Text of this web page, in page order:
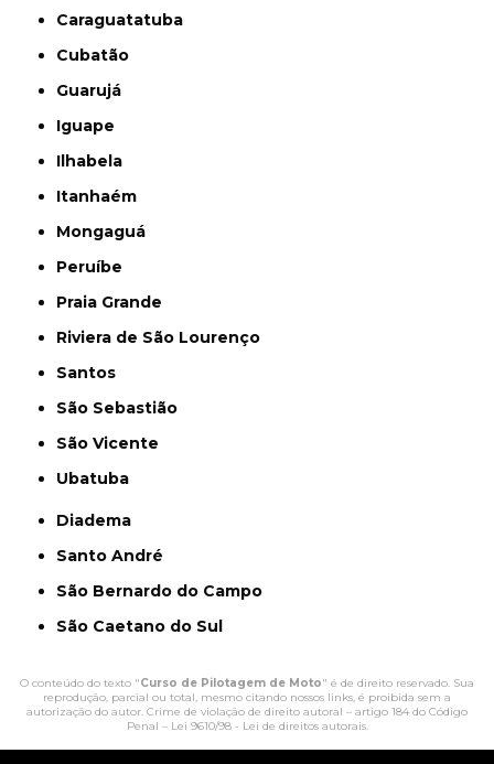
Caraguatatuba
Cubatão
Guarujá
Iguape
Ilhabela
Itanhaém
Mongaguá
Peruíbe
Praia Grande
Riviera de São Lourenço
Santos
São Sebastião
São Vicente
Ubatuba
Diadema
Santo André
São Bernardo do Campo
São Caetano do Sul
O conteúdo do texto "Curso de Pilotagem de Moto" é de direito reservado. Sua
reprodução, parcial ou total, mesmo citando nossos links, é proibida sem a
autorização do autor. Crime de violação de direito autoral – artigo 184 do Código
Penal – Lei 9610/98 - Lei de direitos autorais.